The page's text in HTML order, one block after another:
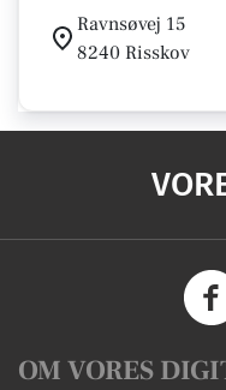
Ravnsøvej 15
8240 Risskov
OM VORES